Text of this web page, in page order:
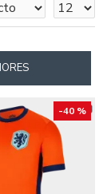
-40 %